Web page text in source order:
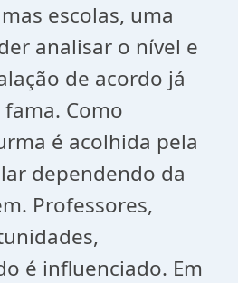
escolas, uma
analisar o nível e
de acordo já
Como
é acolhida pela
dependendo da
Professores,
é influenciado. Em